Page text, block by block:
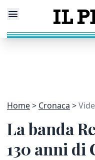
Home Cronaca
La banda
130 anni di